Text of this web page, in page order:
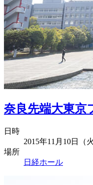
奈良先端大東京
日時
2015年11月10日（火
場所
日経ホール